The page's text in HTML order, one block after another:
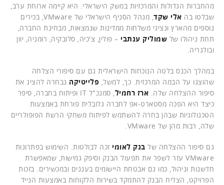
מהחברות הגדולות והמרכזיות במשק הישראלי. היא קיימה ארוחת ערב,
שבלטו בה אלי שקד
, מנהל הסניף הישראלי של VMware, בכירים
נוספים מהארץ ונציגי משלחות ממדינות שנמצאות, מבחינת החברה,
תחת ניהולו של שמוליק ענתבי – פולין, צ'כיה, סלובקיה, רומניה, יוון
ובולגריה.
במהלך הכנס בלטה הנוכחות הישראלית גם עם סיפורי הצלחה
שהוצגו על הבמה המרכזית. כך, למשל, פלייטיקה נבחרה להציג את
סיפור ההצלחה שלה. ארז רחמיל
, סמנכ"ל IT ופיתוח בחברה, סיפר
כיצד היא הפכה מסטארט-אפ לחברה גלובלית פורחת באמצעות
הטכנולוגיות שבהן בחרה להשתמש לפיתוח משחקי הרשת הפופולריים
שלה, רבות מהן של VMware.
גם סיפור ההצלחה של בנק לאומי זכה לבולטות. השימוש בפתרונות
VMware עזר לשפר את תפעול הבנק וסיפק גמישות, שמאפשרת
חדשנות וניהול, כמו גם אבטחת היישומים בעננים ובמכשירים. בזכות
הפרויקט, הצליח הבנק להתמקד בשירות הלקוחות באמצעות הנייד